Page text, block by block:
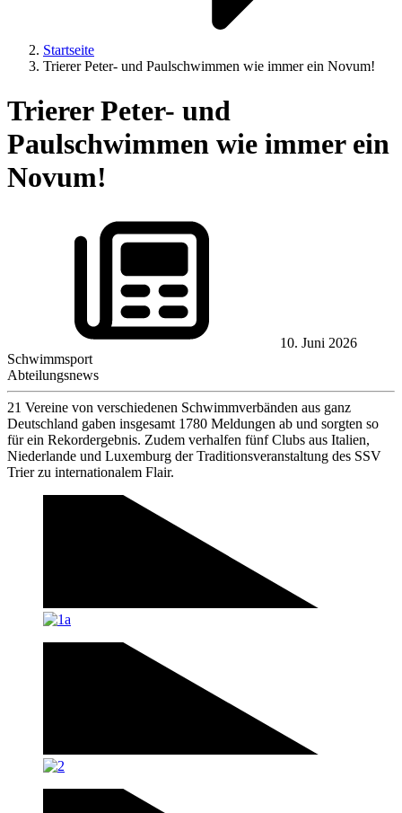
Startseite
Trierer Peter- und Paulschwimmen wie immer ein Novum!
Trierer Peter- und
Paulschwimmen wie immer ein
Novum!
10. Juni 2026
Schwimmsport
Abteilungsnews
21 Vereine von verschiedenen Schwimmverbänden aus ganz
Deutschland gaben insgesamt 1780 Meldungen ab und sorgten so
für ein Rekordergebnis. Zudem verhalfen fünf Clubs aus Italien,
Niederlande und Luxemburg der Traditionsveranstaltung des SSV
Trier zu internationalem Flair.